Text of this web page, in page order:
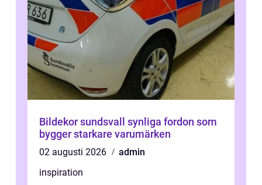
Bildekor sundsvall synliga fordon som
bygger starkare varumärken
02 augusti 2026
admin
inspiration